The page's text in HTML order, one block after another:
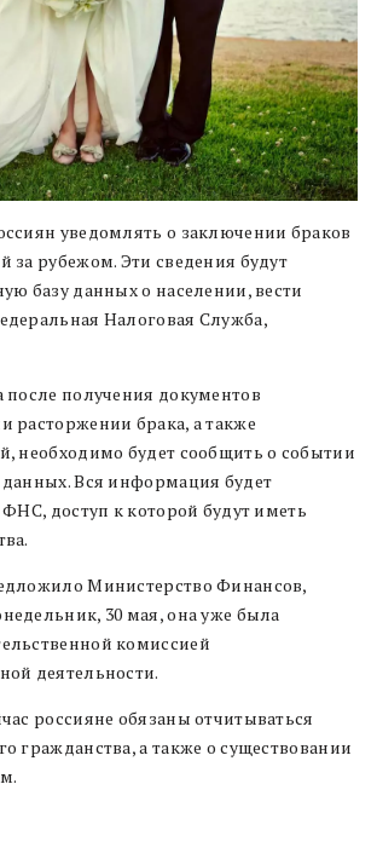
уведомлять о заключении браков
за рубежом. Эти сведения будут
базу данных о населении, вести
Налоговая Служба,
после получения документов
расторжении брака, а также
необходимо будет сообщить о событии
Вся информация будет
ФНС, доступ к которой будут иметь
Министерство Финансов,
30 мая, она уже была
комиссией
деятельности.
россияне обязаны отчитываться
гражданства, а также о существовании